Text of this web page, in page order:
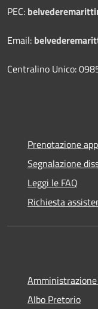
PEC:
Email:
Centralino Unico:
Prenotazione
Segnalazione
Leggi le FAQ
Richiesta
Albo Pretorio